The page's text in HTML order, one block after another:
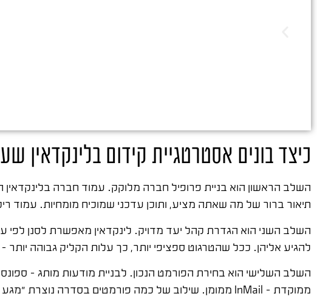
כיצד בונים אסטרטגיית קידום בלינקדאין
השלב הראשון הוא בניית פרופיל חברה מלוקק. עמוד חברה
תיאור ברור של מה שאתה מציע, ותוכן עדכני שמוכיח מומחיות. עמוד
השלב השני הוא הגדרת קהל יעד מדויק. לינקדאין מאפשרת לסנן לפי
להגיע אליהן. ככל שהטרגוט ספציפי יותר, כך עלות הקליק גבוהה יותר
ממוקדת – InMail ממומן. שילוב של כמה פורמטים בסדרה נוצרת "מגע מרובה" שמגדיל משמעותית את ההסתברות להמרה.